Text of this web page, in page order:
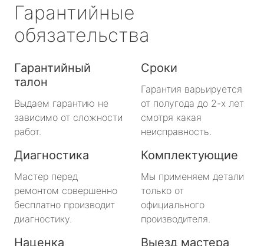
Гарантийные
обязательства
Гарантийный
талон
Выдаем гарантию не
зависимо от сложности
работ.
Сроки
Гарантия варьируется
от полугода до 2-х лет
смотря какая
неисправность.
Диагностика
Мастер перед
ремонтом совершенно
бесплатно производит
диагностику.
Комплектующие
Мы применяем детали
только от
официального
производителя.
Наценка Выезд мастера